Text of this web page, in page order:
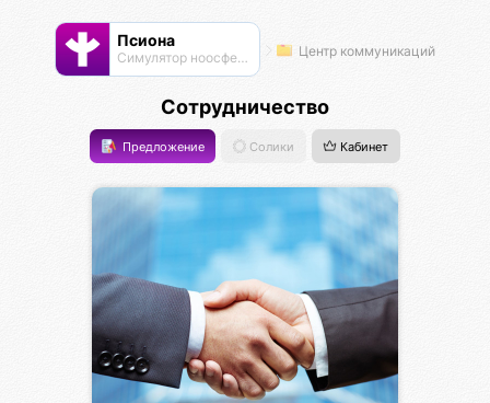
Псиона
Cимулятор ноосферы Центр коммуникаций
Сотрудничество
Предложение Солики Кабинет